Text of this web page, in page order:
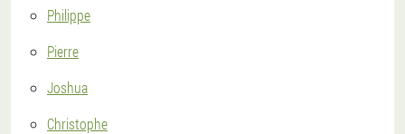
Philippe
Pierre
Joshua
Christophe